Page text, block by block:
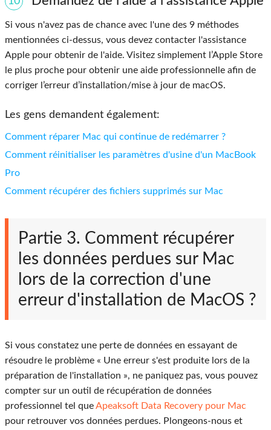
Si vous n'avez pas de chance avec l'une des 9 méthodes
mentionnées ci-dessus, vous devez contacter l'assistance
Apple pour obtenir de l'aide. Visitez simplement l’Apple Store
le plus proche pour obtenir une aide professionnelle afin de
corriger l’erreur d’installation/mise à jour de macOS.
Les gens demandent également:
Comment réparer Mac qui continue de redémarrer ?
Comment réinitialiser les paramètres d'usine d'un MacBook
Pro
Comment récupérer des fichiers supprimés sur Mac
Partie 3. Comment récupérer
les données perdues sur Mac
lors de la correction d'une
erreur d'installation de MacOS ?
Si vous constatez une perte de données en essayant de
résoudre le problème « Une erreur s'est produite lors de la
préparation de l'installation », ne paniquez pas, vous pouvez
compter sur un outil de récupération de données
professionnel tel queApeaksoft Data Recovery pour Mac
pour retrouver vos données perdues. Plongeons-nous et